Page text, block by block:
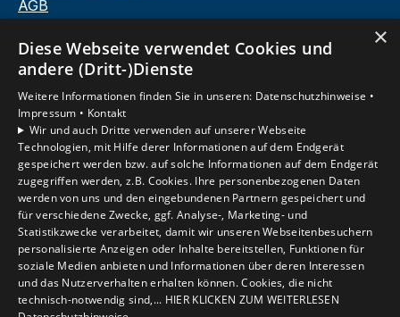
AGB
Unsere Bereiche
Privatkunden
Gewerbekunden
Karriere
Unternehmen
Kontakt
Um externe HTML-Inhalte anzuzeigen, benötigen
wir Ihre Einwilligung.
Weitere Informationen finden Sie in unserer
Datenschutzerklärung.
×
Diese Webseite verwendet Cookies und
andere (Dritt-)Dienste
Weitere Informationen finden Sie in unseren: Datenschutzhinweise •
Impressum • Kontakt
Wir und auch Dritte verwenden auf unserer Webseite
Technologien, mit Hilfe derer Informationen auf dem Endgerät
gespeichert werden bzw. auf solche Informationen auf dem Endgerät
zugegriffen werden, z.B. Cookies. Ihre personenbezogenen Daten
werden von uns und den eingebundenen Partnern gespeichert und
für verschiedene Zwecke, ggf. Analyse-, Marketing- und
Statistikzwecke verarbeitet, damit wir unseren Webseitenbesuchern
personalisierte Anzeigen oder Inhalte bereitstellen, Funktionen für
soziale Medien anbieten und Informationen über deren Interessen
und das Nutzerverhalten erhalten können. Cookies, die nicht
technisch-notwendig sind,... HIER KLICKEN ZUM WEITERLESEN